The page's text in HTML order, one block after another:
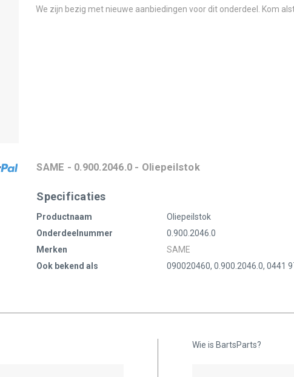
We zijn bezig met nieuwe aanbiedingen voor dit onderdeel. Kom
SAME - 0.900.2046.0 - Oliepeilstok
Specificaties
Productnaam
Oliepeilstok
Onderdeelnummer
0.900.2046.0
Merken
SAME
Ook bekend als
090020460, 0.900.2046.0, 0441
Wie is BartsParts?